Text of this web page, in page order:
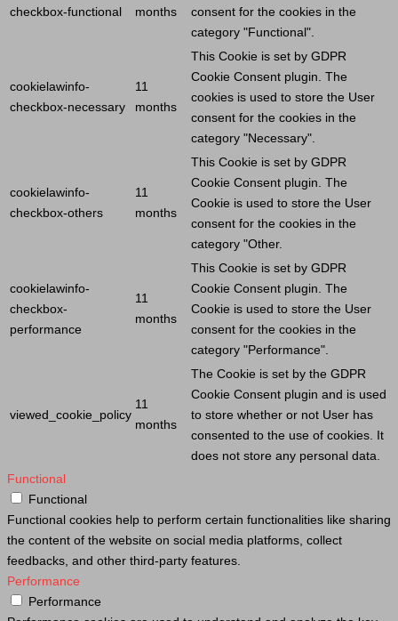
checkbox-functional
months
consent for the cookies in the
category "Functional".
cookielawinfo-
checkbox-necessary
11
months
This Cookie is set by GDPR
Cookie Consent plugin. The
cookies is used to store the User
consent for the cookies in the
category "Necessary".
cookielawinfo-
checkbox-others
11
months
This Cookie is set by GDPR
Cookie Consent plugin. The
Cookie is used to store the User
consent for the cookies in the
category "Other.
cookielawinfo-
checkbox-
performance
11
months
This Cookie is set by GDPR
Cookie Consent plugin. The
Cookie is used to store the User
consent for the cookies in the
category "Performance".
viewed_cookie_policy
11
months
The Cookie is set by the GDPR
Cookie Consent plugin and is used
to store whether or not User has
consented to the use of cookies. It
does not store any personal data.
Functional
Functional
Functional cookies help to perform certain functionalities like sharing
the content of the website on social media platforms, collect
feedbacks, and other third-party features.
Performance
Performance